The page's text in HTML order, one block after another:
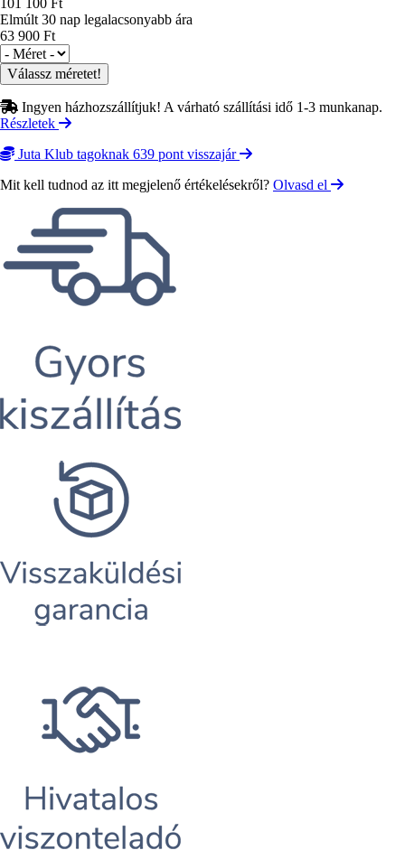
Elmúlt 30 nap legalacsonyabb ára
63 900 Ft
Méret
Ingyen házhozszállítjuk! A várható szállítási idő 1-3 munkanap.
Részletek
Juta Klub tagoknak 639 pont visszajár
Mit kell tudnod az itt megjelenő értékelésekről? Olvasd el